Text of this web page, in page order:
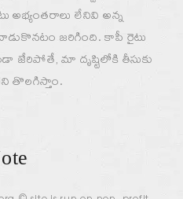
అభ్యంతరాలు లేనివి అన్న
జరిగింది. కాపీ రైటు
జేరిపోతే, మా దృష్టిలోకి తీసుకు
తొలగిస్తాం.